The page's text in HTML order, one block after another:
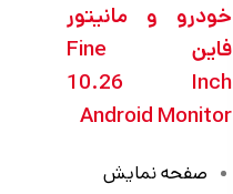
خودرو و مانیتور
فاین Fine
10.26 Inch
Android Monitor
صفحه نمایش